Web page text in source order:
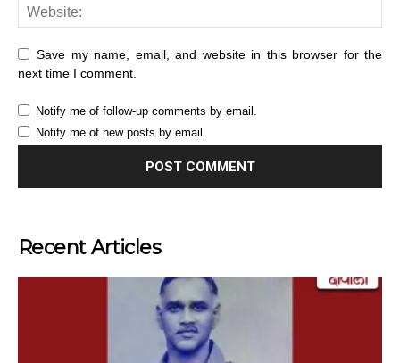
Save my name, email, and website in this browser for the
next time I comment.
Notify me of follow-up comments by email.
Notify me of new posts by email.
Recent Articles